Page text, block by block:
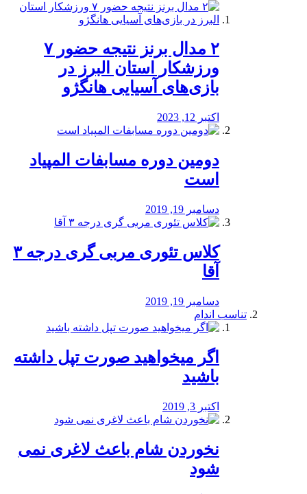
۲ مدال برنز نتیجه حضور ۷
ورزشکار استان البرز در
بازی‌های آسیایی هانگژو
اکتبر 12, 2023
دومین دوره مسابفات المپیاد
است
دسامبر 19, 2019
کلاس تئوری مربی گری درجه ۳
آقا
دسامبر 19, 2019
تناسب اندام
اگر میخواهید صورت تپل داشته
باشید
اکتبر 3, 2019
نخوردن شام باعث لاغری نمی
‌شود